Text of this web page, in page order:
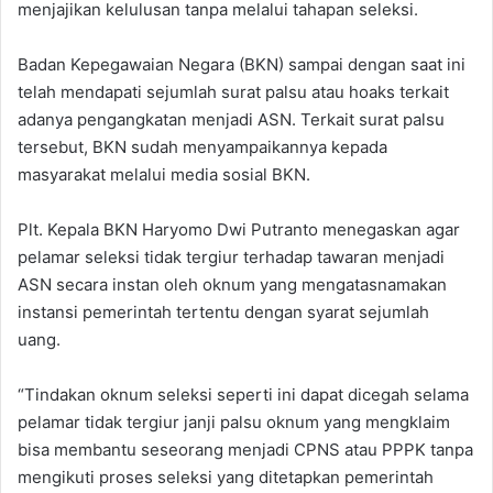
menjajikan kelulusan tanpa melalui tahapan seleksi.
Badan Kepegawaian Negara (BKN) sampai dengan saat ini
telah mendapati sejumlah surat palsu atau hoaks terkait
adanya pengangkatan menjadi ASN. Terkait surat palsu
tersebut, BKN sudah menyampaikannya kepada
masyarakat melalui media sosial BKN.
Plt. Kepala BKN Haryomo Dwi Putranto menegaskan agar
pelamar seleksi tidak tergiur terhadap tawaran menjadi
ASN secara instan oleh oknum yang mengatasnamakan
instansi pemerintah tertentu dengan syarat sejumlah
uang.
“Tindakan oknum seleksi seperti ini dapat dicegah selama
pelamar tidak tergiur janji palsu oknum yang mengklaim
bisa membantu seseorang menjadi CPNS atau PPPK tanpa
mengikuti proses seleksi yang ditetapkan pemerintah